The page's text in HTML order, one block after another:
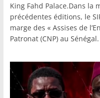
King Fahd Palace.Dans la
précédentes éditions, le
marge des « Assises de
Patronat (CNP) au Sénégal.